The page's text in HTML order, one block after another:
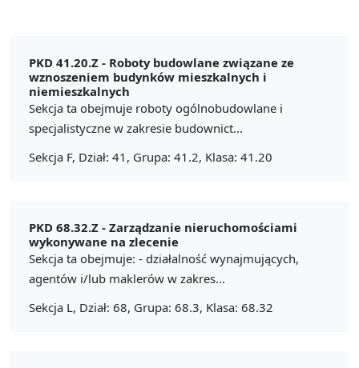
PKD 41.20.Z - Roboty budowlane związane ze
wznoszeniem budynków mieszkalnych i
niemieszkalnych
Sekcja ta obejmuje roboty ogólnobudowlane i
specjalistyczne w zakresie budownict...
Sekcja F, Dział: 41, Grupa: 41.2, Klasa: 41.20
PKD 68.32.Z - Zarządzanie nieruchomościami
wykonywane na zlecenie
Sekcja ta obejmuje: - działalność wynajmujących,
agentów i/lub maklerów w zakres...
Sekcja L, Dział: 68, Grupa: 68.3, Klasa: 68.32